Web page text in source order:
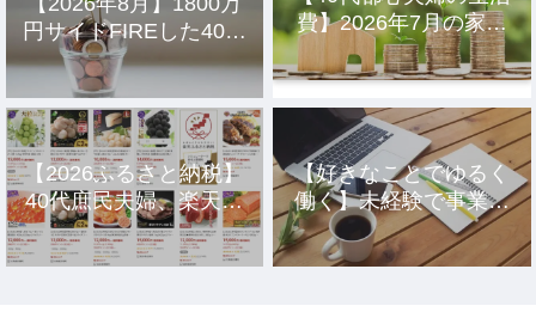
円サイドFIREした40代
主婦の投資結果公開
費】2026年7月の家計
簿公開
【2026ふるさと納税】
40代庶民夫婦、楽天市
場のおすすめ返礼品10
選。
【好きなことでゆるく
働く】未経験で事業を
立ち上げ10年、元社畜
アラサー女の話。